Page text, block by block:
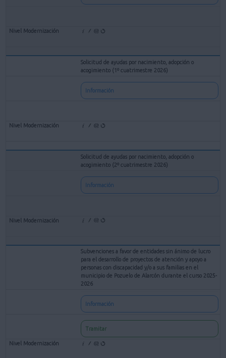
Solicitud de ayudas por nacimiento, adopción o
acogimiento (1º cuatrimestre 2026)
Información
Solicitud de ayudas por nacimiento, adopción o
acogimiento (2º cuatrimestre 2026)
Información
Subvenciones a favor de entidades sin ánimo de lucro
para el desarrollo de proyectos de atención y apoyo a
personas con discapacidad y/o a sus familias en el
municipio de Pozuelo de Alarcón durante el curso 2025-
2026
Información
Tramitar